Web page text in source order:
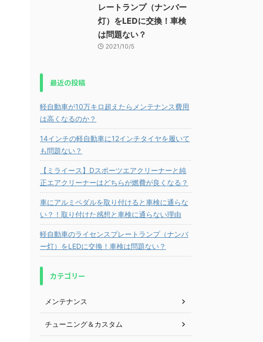
レートランプ（ナンバー
灯）をLEDに交換！車検
は問題ない？
2021/10/5
最近の投稿
軽自動車が10万キロ超えたらメンテナンス費用
は高くなるのか？
14インチの軽自動車に12インチタイヤを履いて
も問題ない？
【ミライース】Dスポーツエアクリーナーと純
正エアクリーナーはどちらが燃費が良くなる？
車にアルミペダルを取り付けると車検に通らな
い？！取り付けた感想と車検に通らない理由
軽自動車のライセンスプレートランプ（ナンバ
ー灯）をLEDに交換！車検は問題ない？
カテゴリー
メンテナンス
チューニング＆カスタム